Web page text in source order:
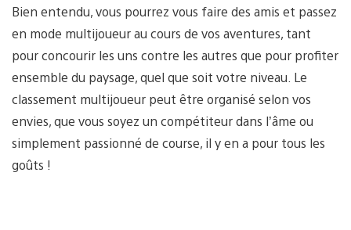
Bien entendu, vous pourrez vous faire des amis et passez
en mode multijoueur au cours de vos aventures, tant
pour concourir les uns contre les autres que pour profiter
ensemble du paysage, quel que soit votre niveau. Le
classement multijoueur peut être organisé selon vos
envies, que vous soyez un compétiteur dans l’âme ou
simplement passionné de course, il y en a pour tous les
goûts !